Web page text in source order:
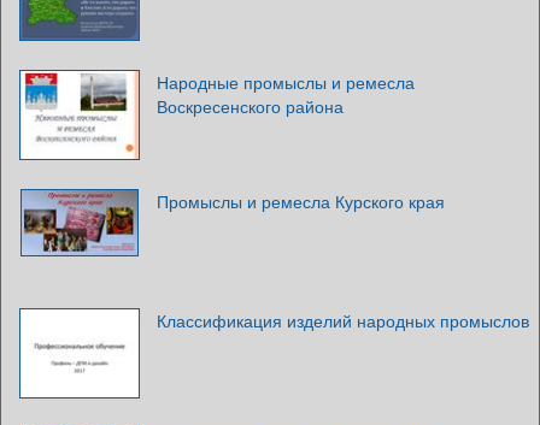
Народные промыслы и ремесла
Воскресенского района
Промыслы и ремесла Курского края
Классификация изделий народных промыслов